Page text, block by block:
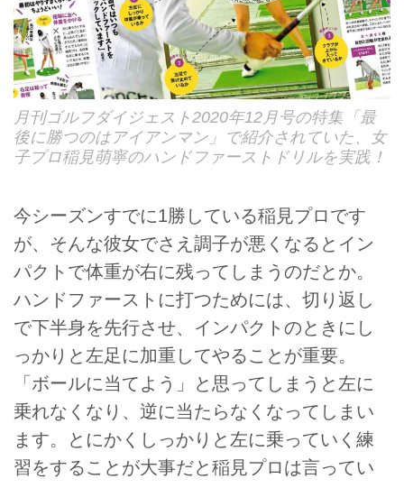
月刊ゴルフダイジェスト2020年12月号の特集「最
後に勝つのはアイアンマン」で紹介されていた、女
子プロ稲見萌寧のハンドファーストドリルを実践！
今シーズンすでに1勝している稲見プロです
が、そんな彼女でさえ調子が悪くなるとイン
パクトで体重が右に残ってしまうのだとか。
ハンドファーストに打つためには、切り返し
で下半身を先行させ、インパクトのときにし
っかりと左足に加重してやることが重要。
「ボールに当てよう」と思ってしまうと左に
乗れなくなり、逆に当たらなくなってしまい
ます。とにかくしっかりと左に乗っていく練
習をすることが大事だと稲見プロは言ってい